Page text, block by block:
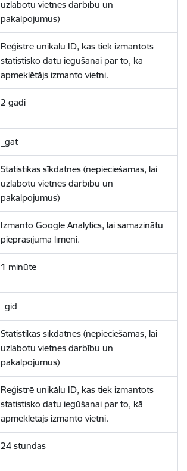
uzlabotu vietnes darbību un
pakalpojumus)
Reģistrē unikālu ID, kas tiek izmantots
statistisko datu iegūšanai par to, kā
apmeklētājs izmanto vietni.
2 gadi
_gat
Statistikas sīkdatnes (nepieciešamas, lai
uzlabotu vietnes darbību un
pakalpojumus)
Izmanto Google Analytics, lai samazinātu
pieprasījuma līmeni.
1 minūte
_gid
Statistikas sīkdatnes (nepieciešamas, lai
uzlabotu vietnes darbību un
pakalpojumus)
Reģistrē unikālu ID, kas tiek izmantots
statistisko datu iegūšanai par to, kā
apmeklētājs izmanto vietni.
24 stundas